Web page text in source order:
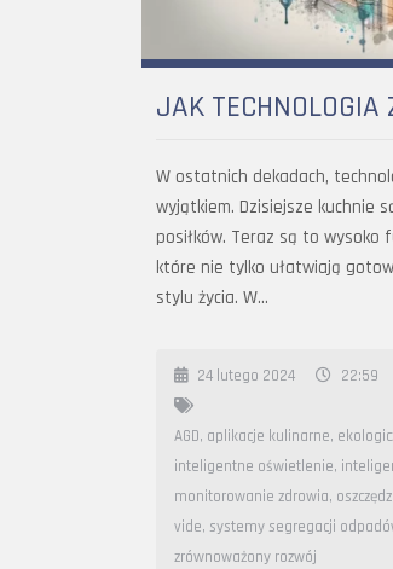
JAK
W ostatnich dekadach,
wyjątkiem. Dzisiejsze kuchnie
posiłków. Teraz są to
które nie tylko ułatwiają
stylu życia. W…
24 lutego 2024 22:59
AGD, aplikacje kulinarne,
inteligentne oświetlenie,
monitorowanie zdrowia,
vide, systemy segregacji
zrównoważony rozwój